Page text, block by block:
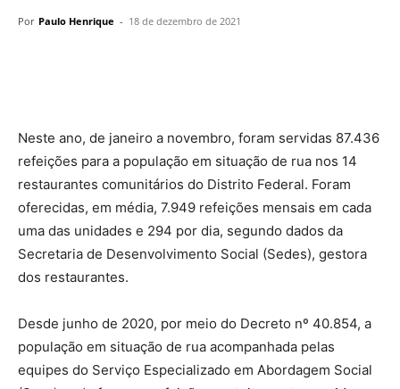
Por Paulo Henrique - 18 de dezembro de 2021
Neste ano, de janeiro a novembro, foram servidas 87.436
refeições para a população em situação de rua nos 14
restaurantes comunitários do Distrito Federal. Foram
oferecidas, em média, 7.949 refeições mensais em cada
uma das unidades e 294 por dia, segundo dados da
Secretaria de Desenvolvimento Social (Sedes), gestora
dos restaurantes.
Desde junho de 2020, por meio do Decreto nº 40.854, a
população em situação de rua acompanhada pelas
equipes do Serviço Especializado em Abordagem Social